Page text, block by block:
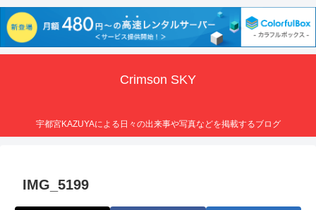
Crimson SKY
宇都宮KAZUYAによる日々の出来事や写真などを掲載するブログ
IMG_5199